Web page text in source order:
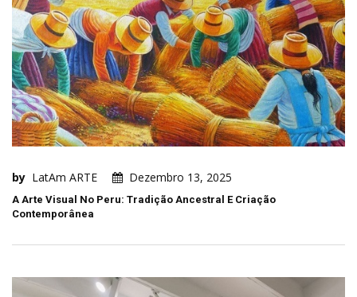
by LatAm ARTE Dezembro 13, 2025
A Arte Visual No Peru: Tradição Ancestral E Criação
Contemporânea